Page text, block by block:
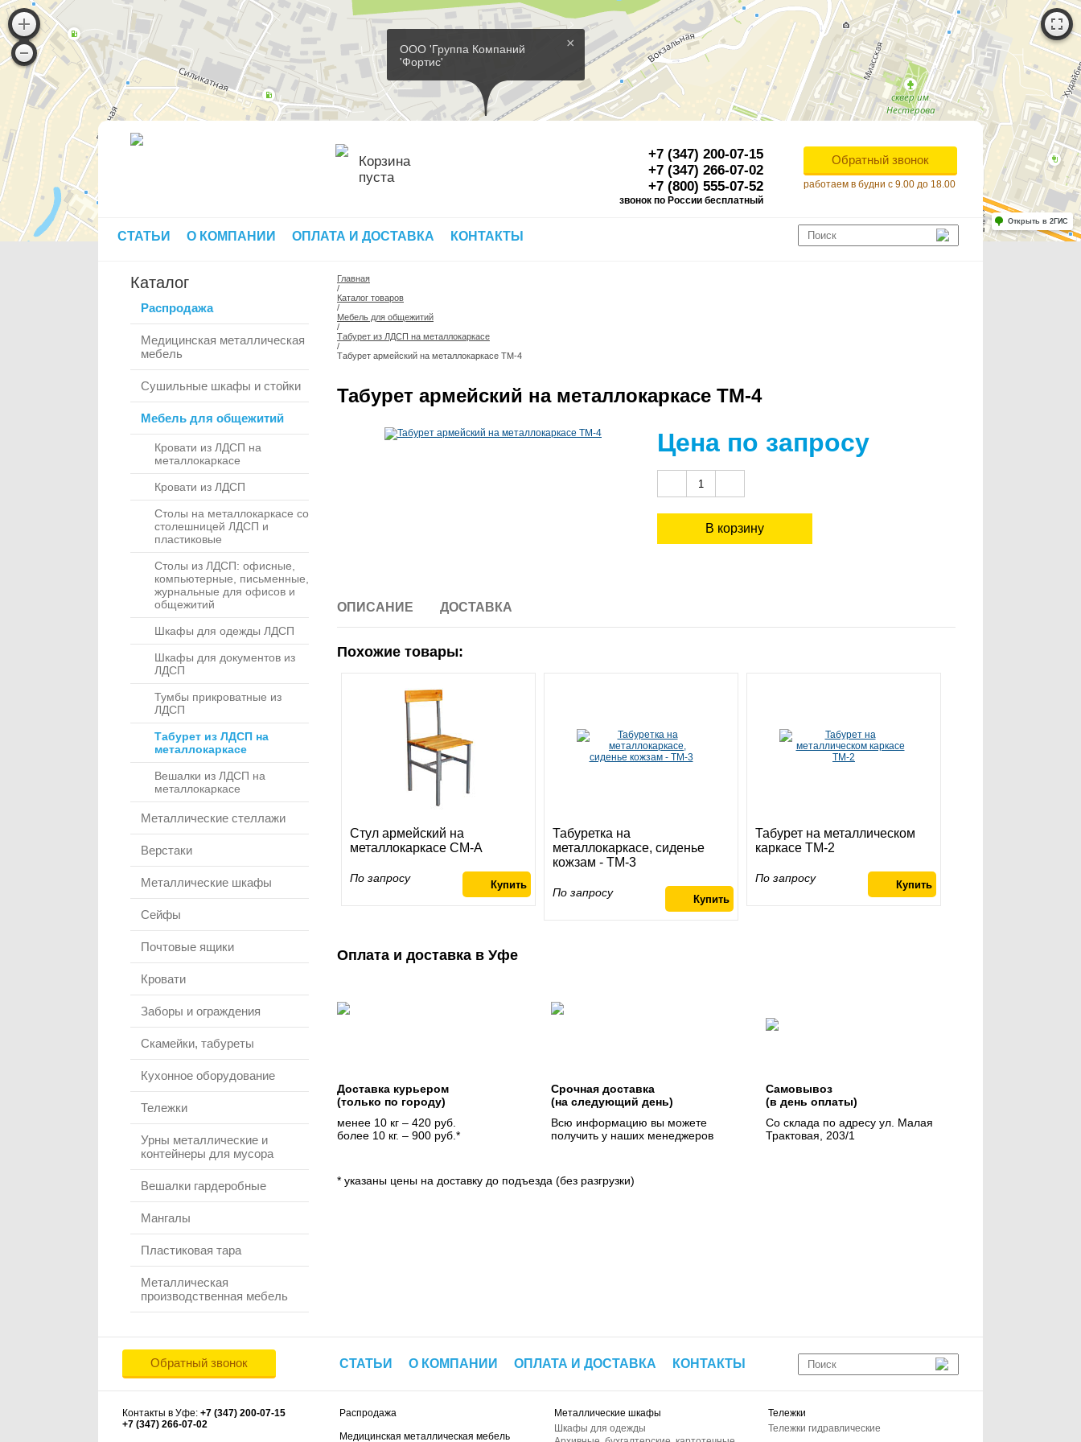
×
ООО 'Группа Компаний
'Фортис'
Работает на API 2ГИС
Лицензионное соглашение
Для корректной работы Raster JS API нужен ключ. Помощь: api@2gis.ru
Открыть в 2ГИС
Корзина
пуста
+7 (347) 200-07-15
+7 (347) 266-07-02
+7 (800) 555-07-52
звонок по России бесплатный
Обратный звонок
работаем в будни с 9.00 до 18.00
СТАТЬИ О КОМПАНИИ ОПЛАТА И ДОСТАВКА КОНТАКТЫ
Каталог
Распродажа
Медицинская металлическая
мебель
Сушильные шкафы и стойки
Мебель для общежитий
Кровати из ЛДСП на
металлокаркасе
Кровати из ЛДСП
Столы на металлокаркасе со
столешницей ЛДСП и
пластиковые
Столы из ЛДСП: офисные,
компьютерные, письменные,
журнальные для офисов и
общежитий
Шкафы для одежды ЛДСП
Шкафы для документов из
ЛДСП
Тумбы прикроватные из
ЛДСП
Табурет из ЛДСП на
металлокаркасе
Вешалки из ЛДСП на
металлокаркасе
Металлические стеллажи
Верстаки
Металлические шкафы
Сейфы
Почтовые ящики
Кровати
Заборы и ограждения
Скамейки, табуреты
Кухонное оборудование
Тележки
Урны металлические и
контейнеры для мусора
Вешалки гардеробные
Мангалы
Пластиковая тара
Металлическая
производственная мебель
Главная
/
Каталог товаров
/
Мебель для общежитий
/
Табурет из ЛДСП на металлокаркасе
/
Табурет армейский на металлокаркасе ТМ-4
Табурет армейский на металлокаркасе ТМ-4
Цена по запросу
ОПИСАНИЕ ДОСТАВКА
Похожие товары:
Стул армейский на
металлокаркасе СМ-А
По запросу
Табуретка на
металлокаркасе, сиденье
кожзам - ТМ-3
По запросу
Табурет на металлическом
каркасе ТМ-2
По запросу
Оплата и доставка в Уфе
Доставка курьером
(только по городу)
менее 10 кг – 420 руб.
более 10 кг. – 900 руб.*
Срочная доставка
(на следующий день)
Всю информацию вы можете
получить у наших менеджеров
Самовывоз
(в день оплаты)
Со склада по адресу ул. Малая
Трактовая, 203/1
* указаны цены на доставку до подъезда (без разгрузки)
Обратный звонок СТАТЬИ О КОМПАНИИ ОПЛАТА И ДОСТАВКА КОНТАКТЫ
Контакты в Уфе: +7 (347) 200-07-15
+7 (347) 266-07-02
Распродажа
Медицинская металлическая мебель
Металлические шкафы
Шкафы для одежды
Тележки
Тележки гидравлические